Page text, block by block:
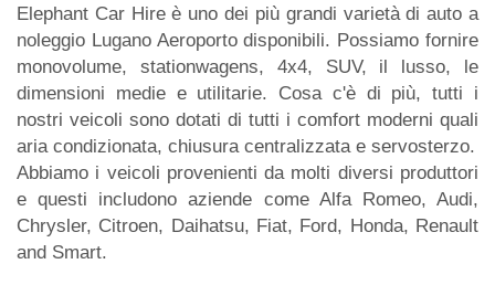
Elephant Car Hire è uno dei più grandi varietà di auto a
noleggio Lugano Aeroporto disponibili. Possiamo fornire
monovolume, stationwagens, 4x4, SUV, il lusso, le
dimensioni medie e utilitarie. Cosa c'è di più, tutti i
nostri veicoli sono dotati di tutti i comfort moderni quali
aria condizionata, chiusura centralizzata e servosterzo.
Abbiamo i veicoli provenienti da molti diversi produttori
e questi includono aziende come Alfa Romeo, Audi,
Chrysler, Citroen, Daihatsu, Fiat, Ford, Honda, Renault
and Smart.